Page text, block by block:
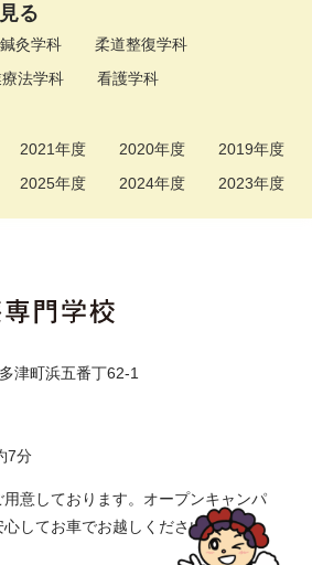
る
灸学科
柔道整復学科
法学科 看護学科
2019年度
2020年度
2021年度
2023年度
2024年度
2025年度
津町浜五番丁62-1
7分
意しております。オープンキャンパ
してお車でお越しください。